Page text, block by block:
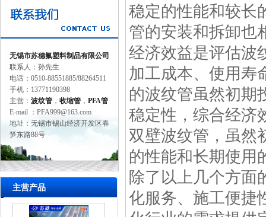
无锡市苏穗氟塑料制品有限公司
联系人：孙先生
电话：0510-88551885/88264511
手机：13771190398
主营： 波纹管 ， 收缩管 ， PFA管
E-mail ：PFA999@163.com
地址：无锡市锡山经济开发区春
笋东路88号
主营产品
稳定的性能和较长
管的安装和拆卸也
经济效益是评估波
加工成本、使用寿
的波纹管虽然初期
稳定性，综合经济
双壁波纹管，虽然
的性能和长期使用
除了以上几个方面
化服务、施工便捷